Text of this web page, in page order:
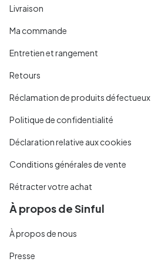
Livraison
Ma commande
Entretien et rangement
Retours
Réclamation de produits défectueux
Politique de confidentialité
Déclaration relative aux cookies
Conditions générales de vente
Rétracter votre achat
À propos de Sinful
À propos de nous
Presse